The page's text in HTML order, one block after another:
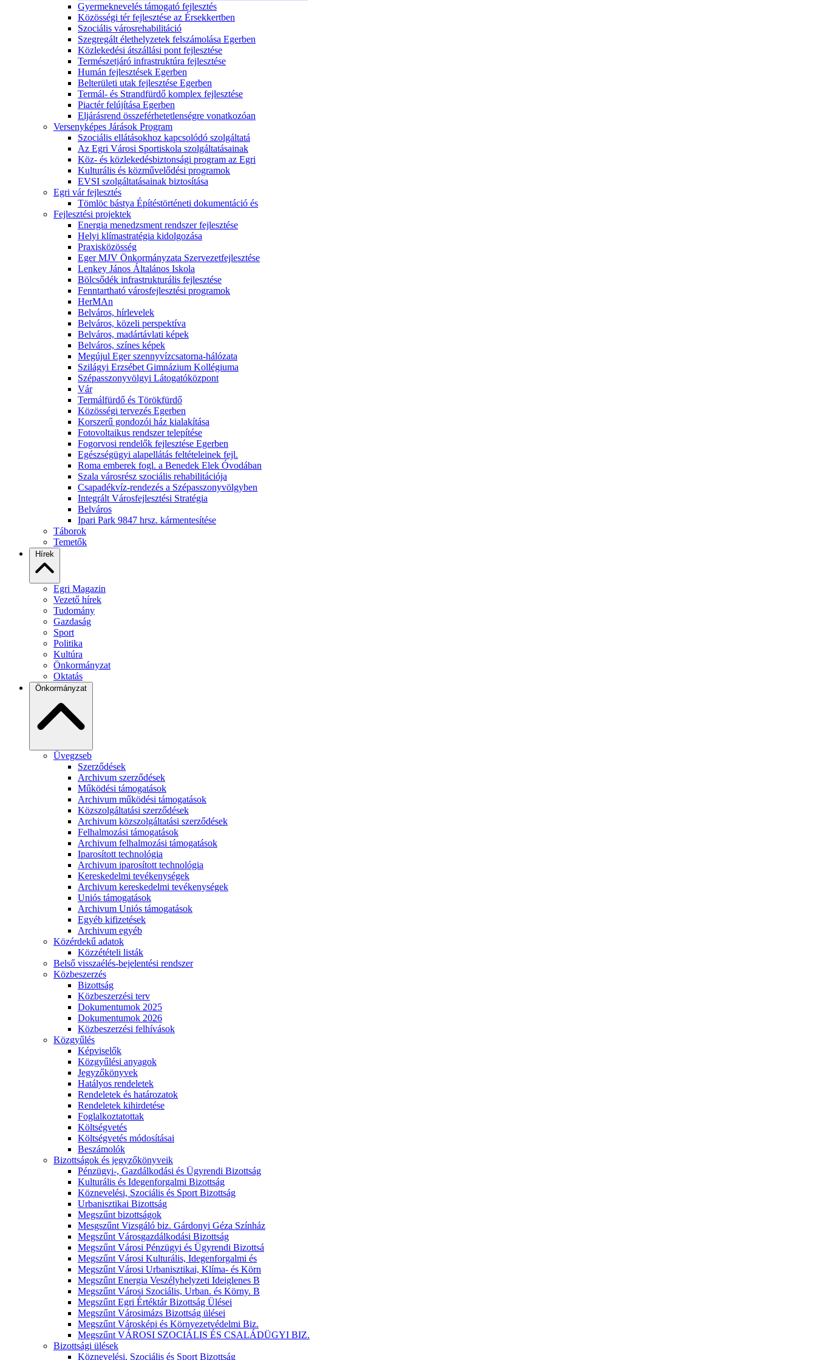
Gyermeknevelés támogató fejlesztés
Közösségi tér fejlesztése az Érsekkertben
Szociális városrehabilitáció
Szegregált élethelyzetek felszámolása Egerben
Közlekedési átszállási pont fejlesztése
Természetjáró infrastruktúra fejlesztése
Humán fejlesztések Egerben
Belterületi utak fejlesztése Egerben
Termál- és Strandfürdő komplex fejlesztése
Piactér felújítása Egerben
Eljárásrend összeférhetetlenségre vonatkozóan
Versenyképes Járások Program
Szociális ellátásokhoz kapcsolódó szolgáltatá
Az Egri Városi Sportiskola szolgáltatásainak
Köz- és közlekedésbiztonsági program az Egri
Kulturális és közművelődési programok
EVSI szolgáltatásainak biztosítása
Egri vár fejlesztés
Tömlöc bástya Építéstörténeti dokumentáció és
Fejlesztési projektek
Energia menedzsment rendszer fejlesztése
Helyi klímastratégia kidolgozása
Praxisközösség
Eger MJV Önkormányzata Szervezetfejlesztése
Lenkey János Általános Iskola
Bölcsődék infrastrukturális fejlesztése
Fenntartható városfejlesztési programok
HerMAn
Belváros, hírlevelek
Belváros, közeli perspektíva
Belváros, madártávlati képek
Belváros, színes képek
Megújul Eger szennyvízcsatorna-hálózata
Szilágyi Erzsébet Gimnázium Kollégiuma
Szépasszonyvölgyi Látogatóközpont
Vár
Termálfürdő és Törökfürdő
Közösségi tervezés Egerben
Korszerű gondozói ház kialakítása
Fotovoltaikus rendszer telepítése
Fogorvosi rendelők fejlesztése Egerben
Egészségügyi alapellátás feltételeinek fejl.
Roma emberek fogl. a Benedek Elek Óvodában
Szala városrész szociális rehabilitációja
Csapadékvíz-rendezés a Szépasszonyvölgyben
Integrált Városfejlesztési Stratégia
Belváros
Ipari Park 9847 hrsz. kármentesítése
Táborok
Temetők
Hírek
Egri Magazin
Vezető hírek
Tudomány
Gazdaság
Sport
Politika
Kultúra
Önkormányzat
Oktatás
Önkormányzat
Üvegzseb
Szerződések
Archivum szerződések
Működési támogatások
Archivum működési támogatások
Közszolgáltatási szerződések
Archivum közszolgáltatási szerződések
Felhalmozási támogatások
Archivum felhalmozási támogatások
Iparosított technológia
Archivum iparosított technológia
Kereskedelmi tevékenységek
Archivum kereskedelmi tevékenységek
Uniós támogatások
Archivum Uniós támogatások
Egyéb kifizetések
Archivum egyéb
Közérdekű adatok
Közzétételi listák
Belső visszaélés-bejelentési rendszer
Közbeszerzés
Bizottság
Közbeszerzési terv
Dokumentumok 2025
Dokumentumok 2026
Közbeszerzési felhívások
Közgyűlés
Képviselők
Közgyűlési anyagok
Jegyzőkönyvek
Hatályos rendeletek
Rendeletek és határozatok
Rendeletek kihirdetése
Foglalkoztatottak
Költségvetés
Költségvetés módosításai
Beszámolók
Bizottságok és jegyzőkönyveik
Pénzügyi-, Gazdálkodási és Ügyrendi Bizottság
Kulturális és Idegenforgalmi Bizottság
Köznevelési, Szociális és Sport Bizottság
Urbanisztikai Bizottság
Megszűnt bizottságok
Mesgszűnt Vizsgáló biz. Gárdonyi Géza Színház
Megszűnt Városgazdálkodási Bizottság
Megszűnt Városi Pénzügyi és Ügyrendi Bizottsá
Megszűnt Városi Kulturális, Idegenforgalmi és
Megszűnt Városi Urbanisztikai, Klíma- és Körn
Megszűnt Energia Veszélyhelyzeti Ideiglenes B
Megszűnt Városi Szociális, Urban. és Körny. B
Megszűnt Egri Értéktár Bizottság Ülései
Megszűnt Városimázs Bizottság ülései
Megszűnt Városképi és Környezetvédelmi Biz.
Megszűnt VÁROSI SZOCIÁLIS ÉS CSALÁDÜGYI BIZ.
Bizottsági ülések
Köznevelési, Szociális és Sport Bizottság